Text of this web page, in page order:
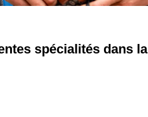
spécialités dans la